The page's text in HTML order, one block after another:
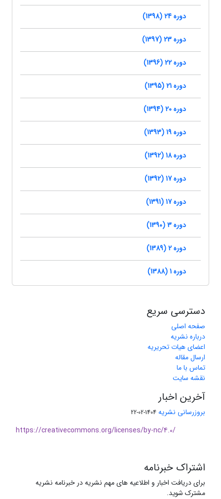
دوره 24 (1398)
دوره 23 (1397)
دوره 22 (1396)
دوره 21 (1395)
دوره 20 (1394)
دوره 19 (1393)
دوره 18 (1392)
دوره 17 (1392)
دوره 17 (1391)
دوره 3 (1390)
دوره 2 (1389)
دوره 1 (1388)
دسترسی سریع
صفحه اصلی
درباره نشریه
اعضای هیات تحریریه
ارسال مقاله
تماس با ما
نقشه سایت
آخرین اخبار
بروزرسانی نشریه 1404-02-22
https://creativecommons.org/licenses/by-nc/4.0/
اشتراک خبرنامه
برای دریافت اخبار و اطلاعیه های مهم نشریه در خبرنامه نشریه
مشترک شوید.